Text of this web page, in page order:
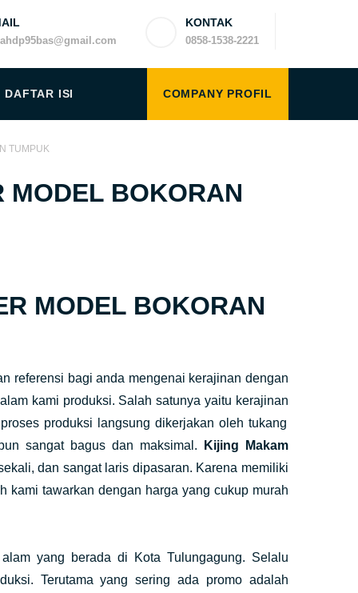
KONTAK
0858-1538-2221
DAFTAR ISI COMPANY PROFIL
TUMPUK
MODEL BOKORAN
MODEL BOKORAN
referensi bagi anda mengenai kerajinan dengan
kami produksi. Salah satunya yaitu kerajinan
produksi langsung dikerjakan oleh tukang
sangat bagus dan maksimal.
Kijing Makam
dan sangat laris dipasaran. Karena memiliki
kami tawarkan dengan harga yang cukup murah
yang berada di Kota Tulungagung. Selalu
Terutama yang sering ada promo adalah